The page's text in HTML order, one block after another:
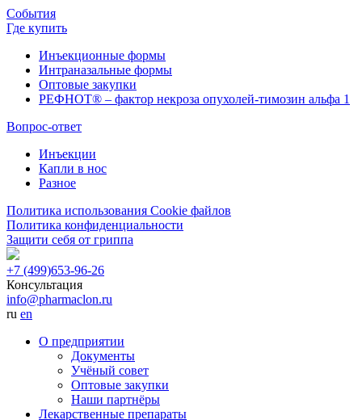
События
Где купить
Инъекционные формы
Интраназальные формы
Оптовые закупки
РЕФНОТ® – фактор некроза опухолей-тимозин альфа 1
Вопрос-ответ
Инъекции
Капли в нос
Разное
Политика использования Cookie файлов
Политика конфиденциальности
Защити себя от гриппа
+7 (499)653-96-26
Консультация
info@pharmaclon.ru
ru en
О предприятии
Документы
Учёный совет
Оптовые закупки
Наши партнёры
Лекарственные препараты